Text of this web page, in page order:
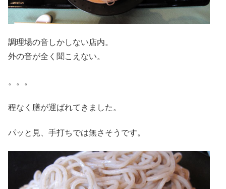
調理場の音しかしない店内。
外の音が全く聞こえない。
。。。
程なく膳が運ばれてきました。
パッと見、手打ちでは無さそうです。